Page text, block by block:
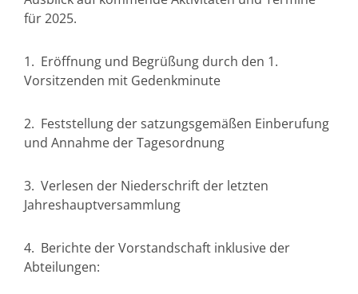
für 2025.
1. Eröffnung und Begrüßung durch den 1.
Vorsitzenden mit Gedenkminute
2. Feststellung der satzungsgemäßen Einberufung
und Annahme der Tagesordnung
3. Verlesen der Niederschrift der letzten
Jahreshauptversammlung
4. Berichte der Vorstandschaft inklusive der
Abteilungen: